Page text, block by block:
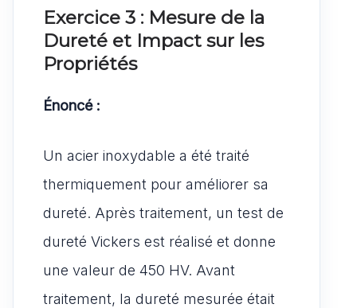
Exercice 3 : Mesure de la
Dureté et Impact sur les
Propriétés
Énoncé :
Un acier inoxydable a été traité
thermiquement pour améliorer sa
dureté. Après traitement, un test de
dureté Vickers est réalisé et donne
une valeur de 450 HV. Avant
traitement, la dureté mesurée était